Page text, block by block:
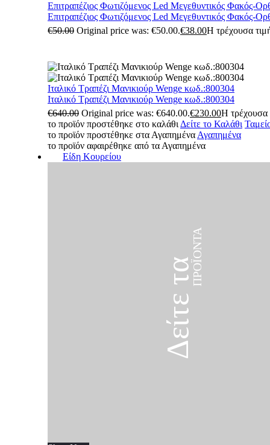
Επιτραπέζιος Φωτιζόμενος Led Μεγεθυντικός Φακός-
Επιτραπέζιος Φωτιζόμενος Led Μεγεθυντικός Φακός-
€50.00 Original price was: €50.00.€38.00Η τρέχουσα
Ιταλικό Τραπέζι Μανικιούρ Wenge κωδ.:800304
Ιταλικό Τραπέζι Μανικιούρ Wenge κωδ.:800304
€640.00 Original price was: €640.00.€230.00Η τρέχουσα
το προϊόν προστέθηκε στο καλάθι Δείτε το Καλάθι
το προϊόν προστέθηκε στα Αγαπημένα Αγαπημένα
το προϊόν αφαιρέθηκε από τα Αγαπημένα
Είδη Κουρείου
Δείτε ταΠΡΟΪΌΝΤΑ